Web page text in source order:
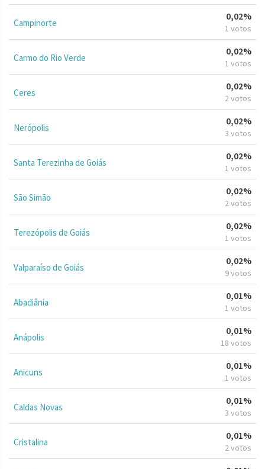
Campinorte
0,02%
1 votos
Carmo do Rio Verde
0,02%
1 votos
Ceres
0,02%
2 votos
Nerópolis
0,02%
3 votos
Santa Terezinha de Goiás
0,02%
1 votos
São Simão
0,02%
2 votos
Terezópolis de Goiás
0,02%
1 votos
Valparaíso de Goiás
0,02%
9 votos
Abadiânia
0,01%
1 votos
Anápolis
0,01%
18 votos
Anicuns
0,01%
1 votos
Caldas Novas
0,01%
3 votos
Cristalina
0,01%
2 votos